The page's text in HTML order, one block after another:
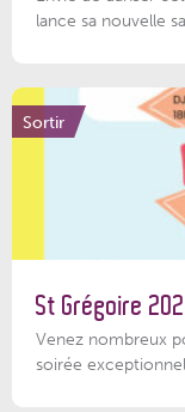
lance sa nouvelle
Sortir
St Grégoire
Venez nombreux
soirée